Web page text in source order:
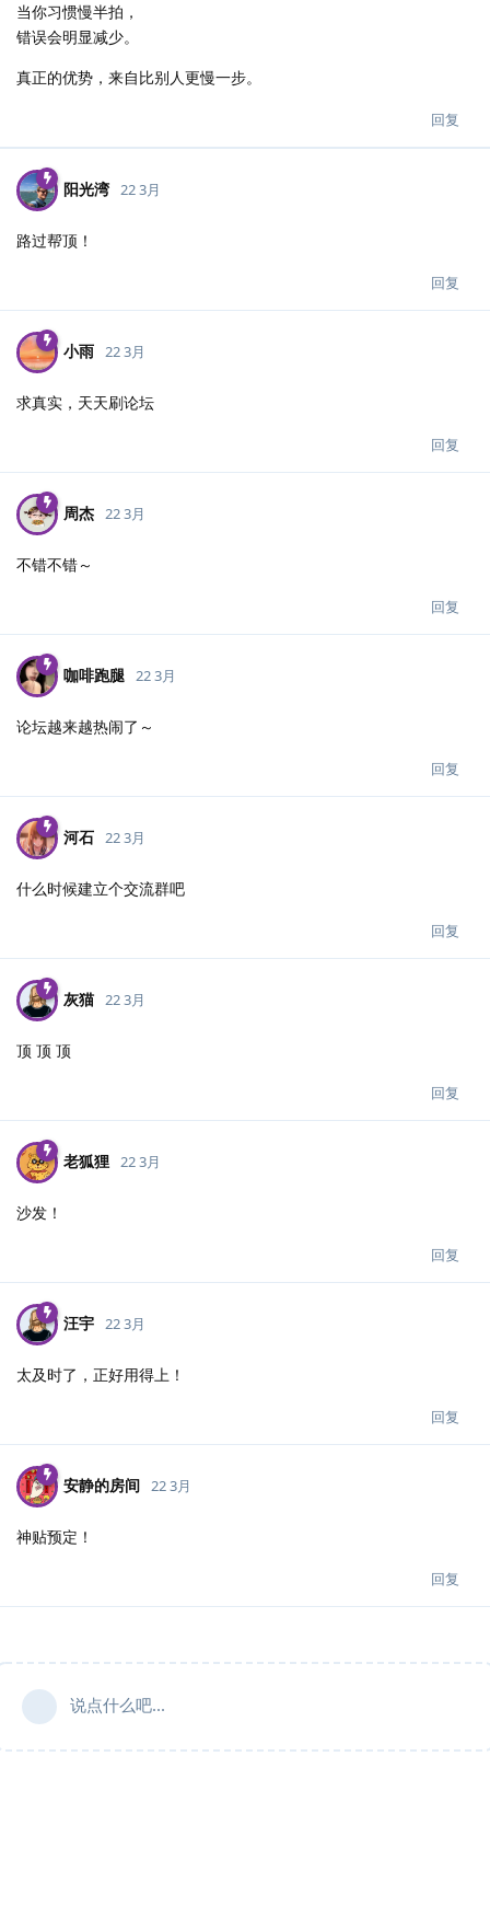
当你习惯慢半拍，
错误会明显减少。
真正的优势，来自比别人更慢一步。
回复
阳光湾 22 3月
路过帮顶！
回复
小雨 22 3月
求真实，天天刷论坛
回复
周杰 22 3月
不错不错～
回复
咖啡跑腿 22 3月
论坛越来越热闹了～
回复
河石 22 3月
什么时候建立个交流群吧
回复
灰猫 22 3月
顶 顶 顶
回复
老狐狸 22 3月
沙发！
回复
汪宇 22 3月
太及时了，正好用得上！
回复
安静的房间 22 3月
神贴预定！
回复
说点什么吧...